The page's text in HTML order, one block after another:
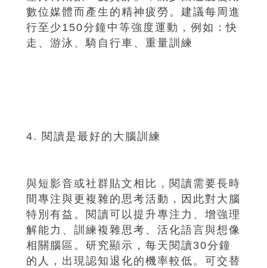
數位媒體而產生的精神疲勞。建議每周進
行至少150分鐘中等強度運動，例如：快
走、游泳、騎自行車、重量訓練
4. 閱讀是最好的大腦訓練
與短影音或社群貼文相比，閱讀需要長時
間專注與更複雜的思考活動，因此對大腦
特別有益。閱讀可以提升專注力、增強理
解能力、訓練複雜思考、活化語言與想像
相關腦區。研究顯示，每天閱讀30分鐘
的人，出現認知退化的機率較低。可交替